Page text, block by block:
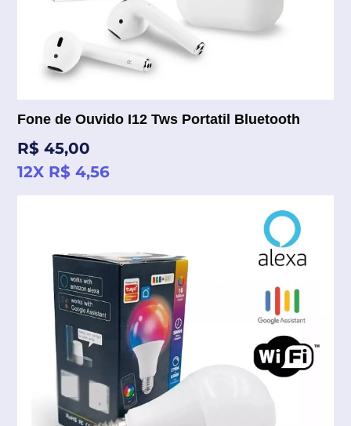
Fone de Ouvido I12 Tws Portatil Bluetooth
Preço
normal
R$ 45,00
12X R$ 4,56